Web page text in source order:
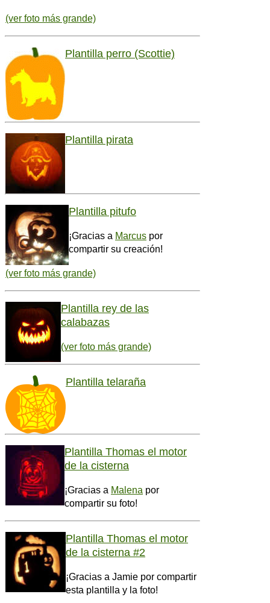
(ver foto más grande)
Plantilla perro (Scottie)
Plantilla pirata
Plantilla pitufo
¡Gracias a Marcus por
compartir su creación!
(ver foto más grande)
Plantilla rey de las
calabazas
(ver foto más grande)
Plantilla telaraña
Plantilla Thomas el motor
de la cisterna
¡Gracias a Malena por
compartir su foto!
Plantilla Thomas el motor
de la cisterna #2
¡Gracias a Jamie por compartir
esta plantilla y la foto!